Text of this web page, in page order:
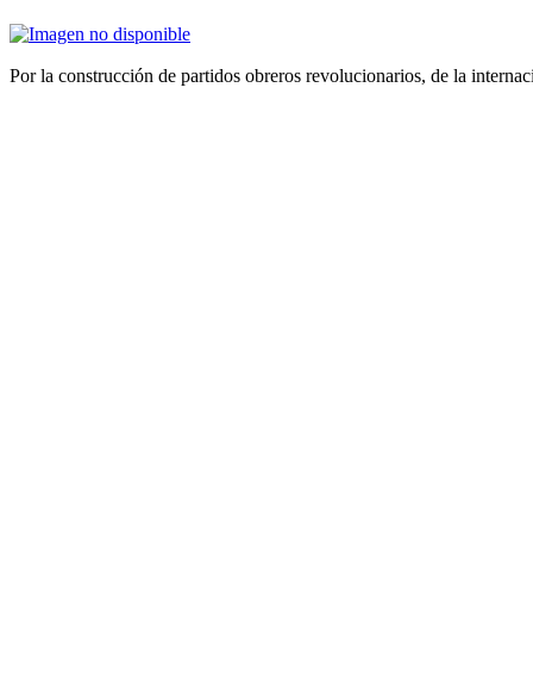
Por la construcción de partidos obreros revolucionarios, de la